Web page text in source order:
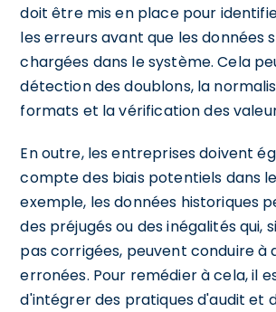
doit être mis en place pour
les erreurs avant que les données
chargées dans le système. Cela
détection des doublons, la
formats et la vérification des
En outre, les entreprises doivent
compte des biais potentiels dans
exemple, les données historiques
des préjugés ou des inégalités qui,
pas corrigées, peuvent conduire à
erronées. Pour remédier à cela, il
d'intégrer des pratiques d'audit et